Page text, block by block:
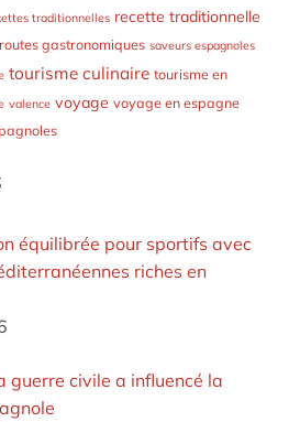
traditionnelles recette traditionnelle
routes gastronomiques saveurs espagnoles
tourisme culinaire tourisme en
valence voyage voyage en espagne
équilibrée pour sportifs avec
riches en
guerre civile a influencé la